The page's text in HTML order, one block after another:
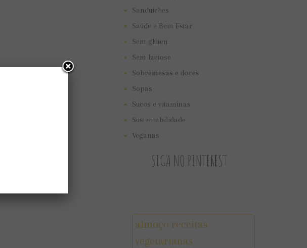
Sanduíches
Saúde e Bem Estar
Sem glúten
Sem lactose
Sobremesas e doces
Sopas
Sucos e vitaminas
Sustentabilidade
Veganas
SIGA NO PINTEREST
almoço receitas
vegetarianas